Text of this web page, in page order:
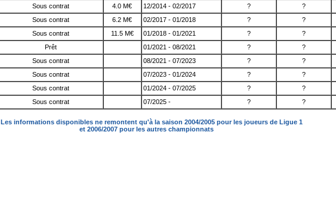
Sous contrat 4.0 M€ 12/2014 - 02/2017 ? ?
Sous contrat 6.2 M€ 02/2017 - 01/2018 ? ?
Sous contrat 11.5 M€ 01/2018 - 01/2021 ? ?
Prêt 01/2021 - 08/2021 ? ?
Sous contrat 08/2021 - 07/2023 ? ?
Sous contrat 07/2023 - 01/2024 ? ?
Sous contrat 01/2024 - 07/2025 ? ?
Sous contrat 07/2025 - ? ?
Les informations disponibles ne remontent qu'à la saison 2004/2005 pour les joueurs de Ligue 1
et 2006/2007 pour les autres championnats